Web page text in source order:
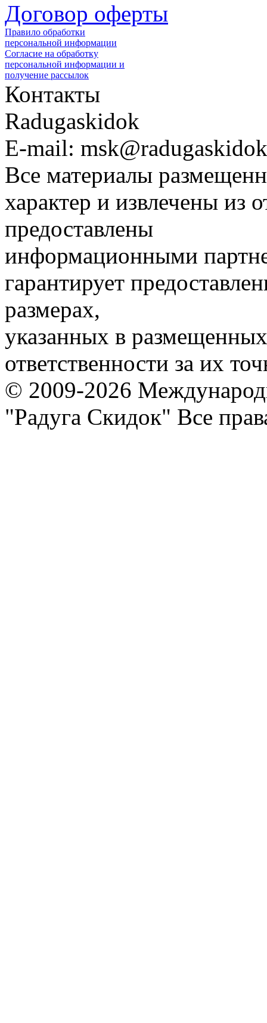
Договор оферты
Правило обработки
персональной информации
Согласие на обработку
персональной информации и
получение рассылок
Контакты
Radugaskidok
E-mail:
Все материалы
характер и извлечены из
предоставлены
информационными
гарантирует
размерах,
указанных в
ответственности за их
© 2009-2026
"Радуга Скидок" Все